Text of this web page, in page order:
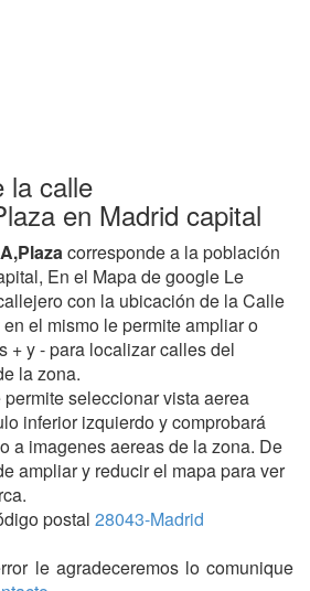
la calle
en Madrid capital
corresponde a la población
En el Mapa de google Le
con la ubicación de la Calle
el mismo le permite ampliar o
+ y - para localizar calles del
la zona.
seleccionar vista aerea
inferior izquierdo y comprobará
a imagenes aereas de la zona. De
ampliar y reducir el mapa para ver
postal 28043-Madrid
le agradeceremos lo comunique